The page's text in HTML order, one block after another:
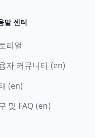
말 센터
리얼
자 커뮤니티 (en)
(en)
및 FAQ (en)